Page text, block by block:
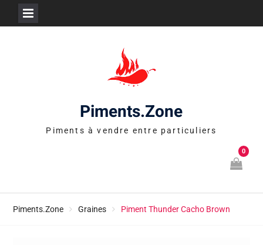
Piments.Zone
Piments à vendre entre particuliers
0
Piments.Zone Graines Piment Thunder Cacho Brown